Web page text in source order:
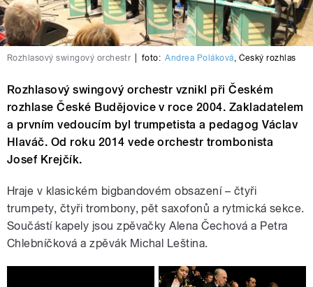
Rozhlasový swingový orchestr foto: Andrea Poláková, Český rozhlas
Rozhlasový swingový orchestr vznikl při Českém
rozhlase České Budějovice v roce 2004. Zakladatelem
a prvním vedoucím byl trumpetista a pedagog Václav
Hlaváč. Od roku 2014 vede orchestr trombonista
Josef Krejčík.
Hraje v klasickém bigbandovém obsazení – čtyři
trumpety, čtyři trombony, pět saxofonů a rytmická sekce.
Součástí kapely jsou zpěvačky Alena Čechová a Petra
Chlebníčková a zpěvák Michal Leština.